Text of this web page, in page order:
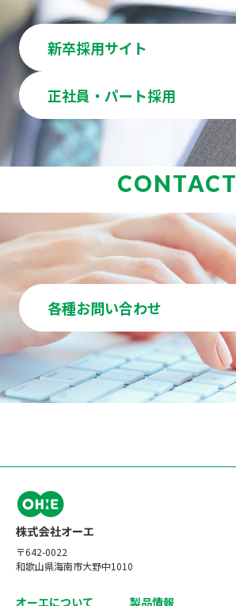
新卒採用サイト
正社員・パート採用
CONTACT
各種お問い合わせ
〒642-0022
和歌山県海南市大野中1010
オーエについて 製品情報